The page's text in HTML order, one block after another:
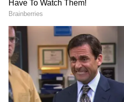
மற்றும் 'பலாசோ' (Palazzo)
இருக்கும்.